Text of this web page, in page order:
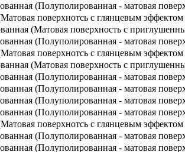
(Полуполированная - матовая
поверхнотсь с глянцевым эффектом
(Матовая поверхность с
(Полуполированная - матовая
поверхнотсь с глянцевым эффектом
(Матовая поверхность с
(Полуполированная - матовая
(Полуполированная - матовая
(Полуполированная - матовая
(Полуполированная - матовая
поверхнотсь с глянцевым эффектом
(Полуполированная - матовая
(Полуполированная - матовая